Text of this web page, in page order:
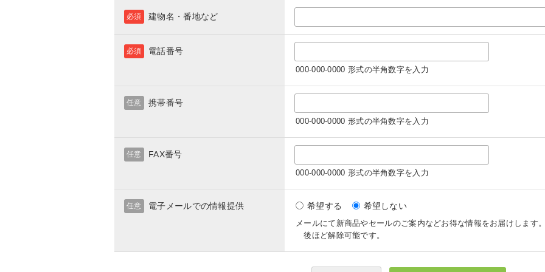
建物名・番地など
必須
電話番号
必須
000-000-0000 形式の半角数字を入力
携帯番号
任意
000-000-0000 形式の半角数字を入力
FAX番号
任意
000-000-0000 形式の半角数字を入力
電子メールでの情報提供
任意 希望する 希望しない
メールにて新商品やセールのご案内などお得な情報をお届けします
後ほど解除可能です。